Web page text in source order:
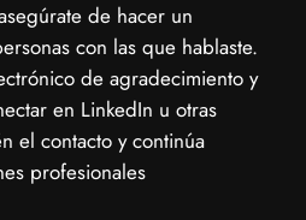
de hacer un
con las que hablaste.
de agradecimiento y
en LinkedIn u otras
el contacto y continúa
profesionales